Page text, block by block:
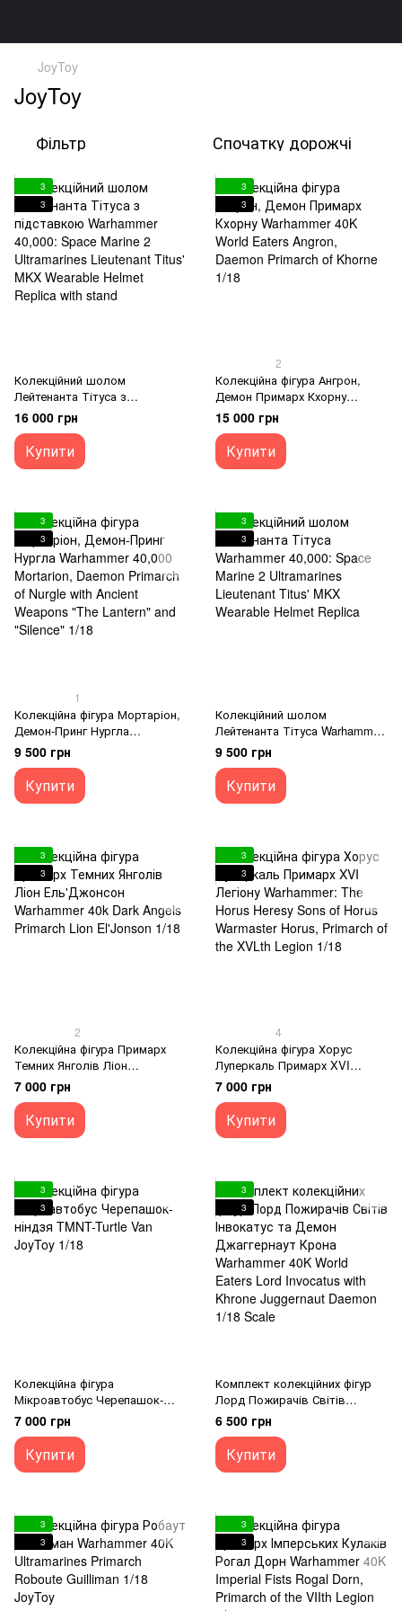
JoyToy
JoyToy
Фільтр Спочатку дорожчі
3
3
Колекційний шолом
Лейтенанта Тітуса з
підставкою Warhammer
40,000: Space Marine 2
Ultramarines Lieutenant Titus'
MKX Wearable Helmet Replica
16 000 грн
Купити
3
3
2
Колекційна фігура Ангрон,
Демон Примарх Кхорну
Warhammer 40K World Eaters
Angron, Daemon Primarch of
Khorne 1/18
15 000 грн
Купити
3
3
1
Колекційна фігура Мортаріон,
Демон-Принг Нургла
Warhammer 40,000 Mortarion,
Daemon Primarch of Nurgle with
Ancient Weapons "The Lantern"
and "Silence" 1/18
9 500 грн
Купити
3
3
Колекційний шолом
Лейтенанта Тітуса Warhammer
40,000: Space Marine 2
Ultramarines Lieutenant Titus'
MKX Wearable Helmet Replica
9 500 грн
Купити
3
3
2
Колекційна фігура Примарх
Темних Янголів Ліон
Ель'Джонсон Warhammer 40k
Dark Angels Primarch Lion
El'Jonson 1/18
7 000 грн
Купити
3
3
4
Колекційна фігура Хорус
Луперкаль Примарх XVI
Легіону Warhammer: The Horus
Heresy Sons of Horus
Warmaster Horus, Primarch of
the XVLth Legion 1/18
7 000 грн
Купити
3
3
Колекційна фігура
Мікроавтобус Черепашок-
ніндзя TMNT-Turtle Van JoyToy
1/18
7 000 грн
Купити
3
3
Комплект колекційних фігур
Лорд Пожирачів Світів
Інвокатус та Демон
Джаггернаут Крона
Warhammer 40K World Eaters
Lord Invocatus with Khrone
6 500 грн
Купити
3
3
3
3